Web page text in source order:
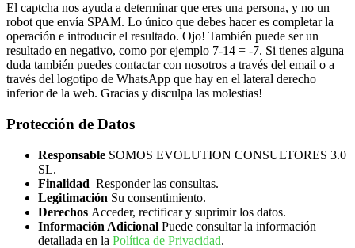
El captcha nos ayuda a determinar que eres una persona, y no un
robot que envía SPAM. Lo único que debes hacer es completar la
operación e introducir el resultado. Ojo! También puede ser un
resultado en negativo, como por ejemplo 7-14 = -7. Si tienes alguna
duda también puedes contactar con nosotros a través del email o a
través del logotipo de WhatsApp que hay en el lateral derecho
inferior de la web. Gracias y disculpa las molestias!
Protección de Datos
Responsable SOMOS EVOLUTION CONSULTORES 3.0
SL.
Finalidad Responder las consultas.
Legitimación Su consentimiento.
Derechos Acceder, rectificar y suprimir los datos.
Información Adicional Puede consultar la información
detallada en la Política de Privacidad.